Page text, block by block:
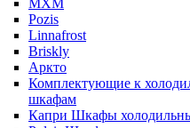
МХМ
Pozis
Linnafrost
Briskly
Аркто
Комплектующие к
шкафам
Капри Шкафы